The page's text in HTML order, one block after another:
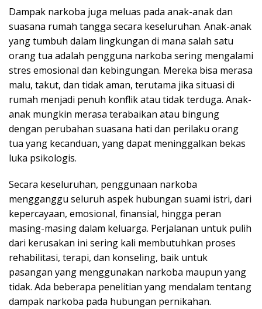
Dampak narkoba juga meluas pada anak-anak dan
suasana rumah tangga secara keseluruhan. Anak-anak
yang tumbuh dalam lingkungan di mana salah satu
orang tua adalah pengguna narkoba sering mengalami
stres emosional dan kebingungan. Mereka bisa merasa
malu, takut, dan tidak aman, terutama jika situasi di
rumah menjadi penuh konflik atau tidak terduga. Anak-
anak mungkin merasa terabaikan atau bingung
dengan perubahan suasana hati dan perilaku orang
tua yang kecanduan, yang dapat meninggalkan bekas
luka psikologis.
Secara keseluruhan, penggunaan narkoba
mengganggu seluruh aspek hubungan suami istri, dari
kepercayaan, emosional, finansial, hingga peran
masing-masing dalam keluarga. Perjalanan untuk pulih
dari kerusakan ini sering kali membutuhkan proses
rehabilitasi, terapi, dan konseling, baik untuk
pasangan yang menggunakan narkoba maupun yang
tidak. Ada beberapa penelitian yang mendalam tentang
dampak narkoba pada hubungan pernikahan.